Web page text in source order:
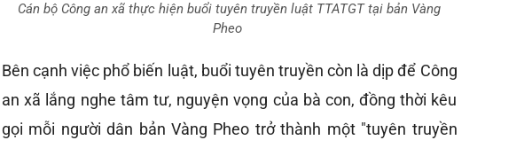
Cán bộ Công an xã thực hiện buổi tuyên truyền luật TTATGT tại bản Vàng
Pheo
Bên cạnh việc phổ biến luật, buổi tuyên truyền còn là dịp để Công
an xã lắng nghe tâm tư, nguyện vọng của bà con, đồng thời kêu
gọi mỗi người dân bản Vàng Pheo trở thành một "tuyên truyền